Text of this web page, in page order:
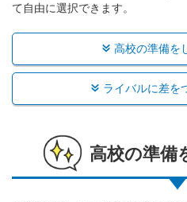
て自由に選択できます。
高校の準備を
ライバルに差を
高校の準備